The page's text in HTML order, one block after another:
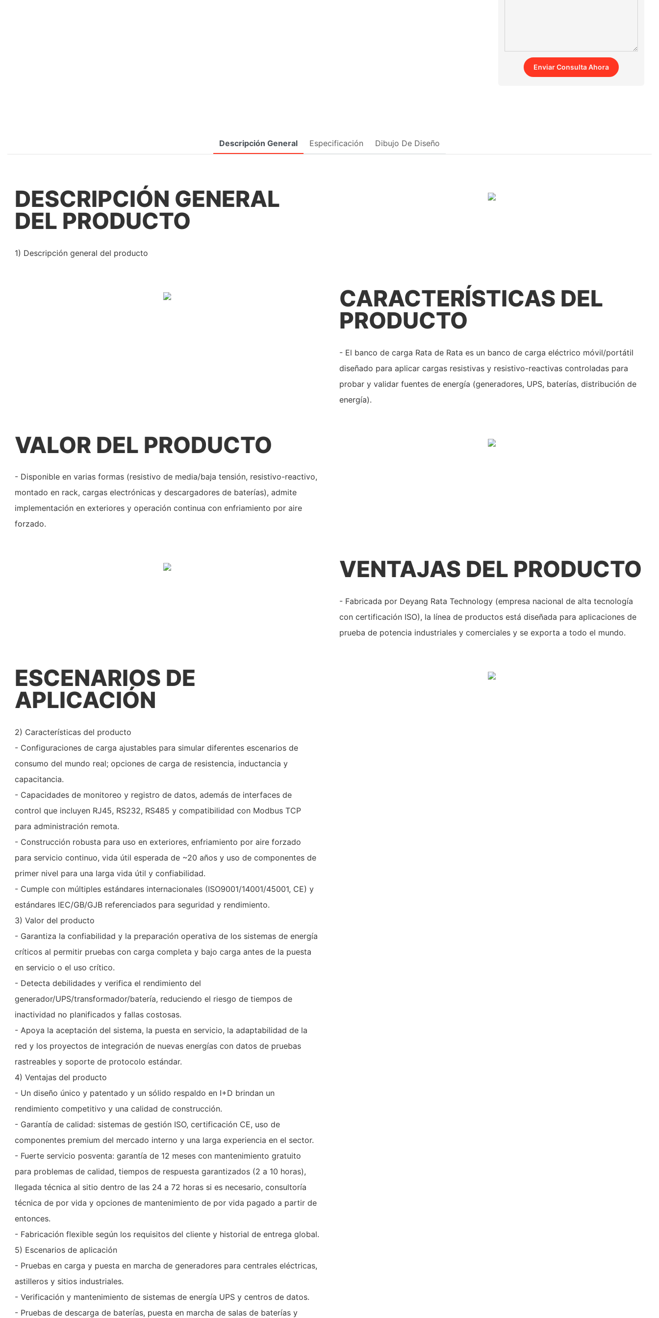
Enviar Consulta Ahora
Descripción General Especificación Dibujo De Diseño
DESCRIPCIÓN GENERAL
DEL PRODUCTO
1) Descripción general del producto
CARACTERÍSTICAS DEL
PRODUCTO
- El banco de carga Rata de Rata es un banco de carga eléctrico móvil/portátil
diseñado para aplicar cargas resistivas y resistivo-reactivas controladas para
probar y validar fuentes de energía (generadores, UPS, baterías, distribución de
energía).
VALOR DEL PRODUCTO
- Disponible en varias formas (resistivo de media/baja tensión, resistivo-reactivo,
montado en rack, cargas electrónicas y descargadores de baterías), admite
implementación en exteriores y operación continua con enfriamiento por aire
forzado.
VENTAJAS DEL PRODUCTO
- Fabricada por Deyang Rata Technology (empresa nacional de alta tecnología
con certificación ISO), la línea de productos está diseñada para aplicaciones de
prueba de potencia industriales y comerciales y se exporta a todo el mundo.
ESCENARIOS DE
APLICACIÓN
2) Características del producto
- Configuraciones de carga ajustables para simular diferentes escenarios de
consumo del mundo real; opciones de carga de resistencia, inductancia y
capacitancia.
- Capacidades de monitoreo y registro de datos, además de interfaces de
control que incluyen RJ45, RS232, RS485 y compatibilidad con Modbus TCP
para administración remota.
- Construcción robusta para uso en exteriores, enfriamiento por aire forzado
para servicio continuo, vida útil esperada de ~20 años y uso de componentes de
primer nivel para una larga vida útil y confiabilidad.
- Cumple con múltiples estándares internacionales (ISO9001/14001/45001, CE) y
estándares IEC/GB/GJB referenciados para seguridad y rendimiento.
3) Valor del producto
- Garantiza la confiabilidad y la preparación operativa de los sistemas de energía
críticos al permitir pruebas con carga completa y bajo carga antes de la puesta
en servicio o el uso crítico.
- Detecta debilidades y verifica el rendimiento del
generador/UPS/transformador/batería, reduciendo el riesgo de tiempos de
inactividad no planificados y fallas costosas.
- Apoya la aceptación del sistema, la puesta en servicio, la adaptabilidad de la
red y los proyectos de integración de nuevas energías con datos de pruebas
rastreables y soporte de protocolo estándar.
4) Ventajas del producto
- Un diseño único y patentado y un sólido respaldo en I+D brindan un
rendimiento competitivo y una calidad de construcción.
- Garantía de calidad: sistemas de gestión ISO, certificación CE, uso de
componentes premium del mercado interno y una larga experiencia en el sector.
- Fuerte servicio posventa: garantía de 12 meses con mantenimiento gratuito
para problemas de calidad, tiempos de respuesta garantizados (2 a 10 horas),
llegada técnica al sitio dentro de las 24 a 72 horas si es necesario, consultoría
técnica de por vida y opciones de mantenimiento de por vida pagado a partir de
entonces.
- Fabricación flexible según los requisitos del cliente y historial de entrega global.
5) Escenarios de aplicación
- Pruebas en carga y puesta en marcha de generadores para centrales eléctricas,
astilleros y sitios industriales.
- Verificación y mantenimiento de sistemas de energía UPS y centros de datos.
- Pruebas de descarga de baterías, puesta en marcha de salas de baterías y